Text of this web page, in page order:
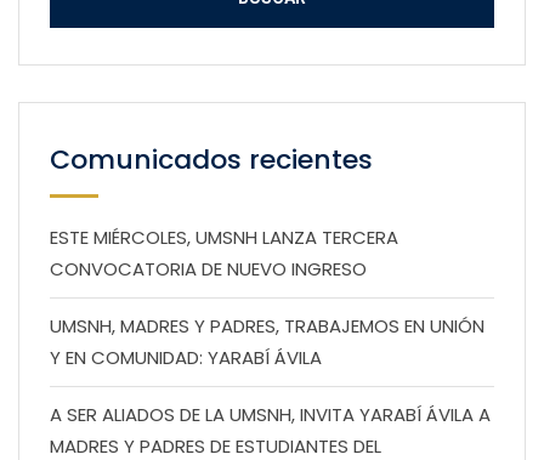
Comunicados recientes
ESTE MIÉRCOLES, UMSNH LANZA TERCERA
CONVOCATORIA DE NUEVO INGRESO
UMSNH, MADRES Y PADRES, TRABAJEMOS EN UNIÓN
Y EN COMUNIDAD: YARABÍ ÁVILA
A SER ALIADOS DE LA UMSNH, INVITA YARABÍ ÁVILA A
MADRES Y PADRES DE ESTUDIANTES DEL